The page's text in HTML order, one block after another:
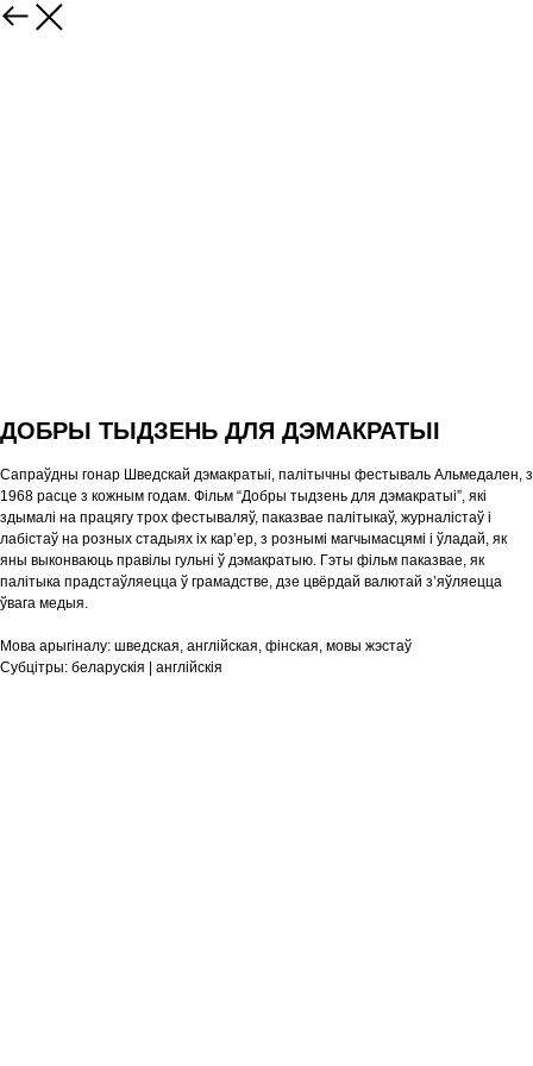
ДОБРЫ ТЫДЗЕНЬ ДЛЯ ДЭМАКРАТЫІ
Сапраўдны гонар Шведскай дэмакратыі, палітычны фестываль Альмедален, з
1968 расце з кожным годам. Фільм “Добры тыдзень для дэмакратыі”, які
здымалі на працягу трох фестываляў, паказвае палітыкаў, журналістаў і
лабістаў на розных стадыях іх кар’ер, з рознымі магчымасцямі і ўладай, як
яны выконваюць правілы гульні ў дэмакратыю. Гэты фільм паказвае, як
палітыка прадстаўляецца ў грамадстве, дзе цвёрдай валютай з’яўляецца
ўвага медыя.
Мова арыгіналу: шведская, англійская, фінская, мовы жэстаў
Субцітры: беларускія | англійскія